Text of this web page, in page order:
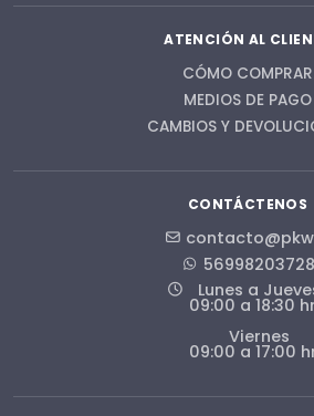
ATENCIÓN AL
CÓMO COMPRAR
MEDIOS DE PAGO
CAMBIOS Y
CONTÁCTENOS
56998203728
Lunes a
09:00 a 18:30
Viernes
09:00 a 17:00